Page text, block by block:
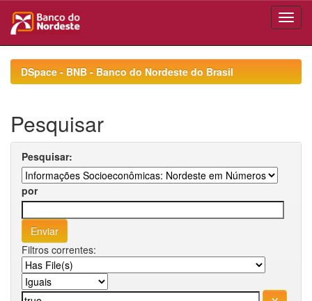
navigationDSpace - BNB - Banco do Nordeste do Brasil
Pesquisar
Pesquisar:
por
Filtros correntes: